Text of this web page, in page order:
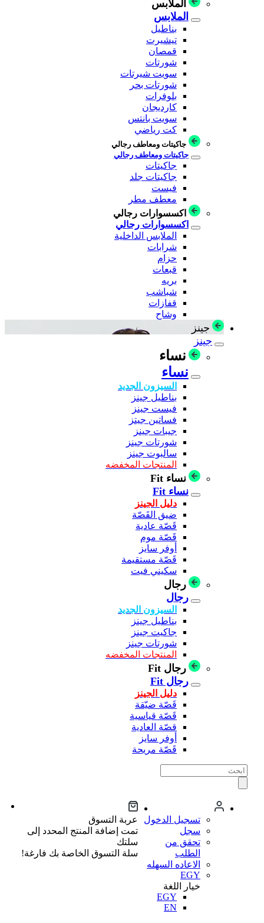
الملابس
الملابس
بناطيل
تيشيرت
قمصان
شورتات
سويت شيرتات
شورتات بحر
بلوفرات
كارديجان
سويت بانتس
كت رياضي
جاكيتات ومعاطف رجالي
جاكيتات ومعاطف رجالي
جاكيتات
جاكيتات جلد
فيست
معطف مطر
اكسسوارات رجالي
اكسسوارات رجالي
الملابس الداخلية
شرابات
حزام
قبعات
بريه
شباشب
قفازات
وشاح
جينز
جينز
نساء
نساء
السيزون الجديد
بناطيل جينز
فيست جينز
فساتين جيتز
جيبات جينز
شورتات جينز
سالبوت جينز
المنتجات المخفضه
نساء Fit
نساء Fit
دليل الجينز
ضيق القَصّة
قَصّة عادية
قَصّة موم
أوفر سايز
قَصّة مستقيمة
سكيني فيت
رجال
رجال
السيزون الجديد
بناطيل جينز
جاكيت جينز
شورتات جينز
المنتجات المخفضه
رجال Fit
رجال Fit
دليل الجينز
قَصّة ضيّقة
قَصّة قياسية
قصّة العادية
أوفر سايز
قَصّة مريحة
تسجيل الدخول
سجل
تحقق من
الطلب
الاعاده السهله
EGY
خيار اللغة
EGY
EN
عربة التسوق
تمت إضافة المنتج المحدد إلى
سلتك
سلة التسوق الخاصة بك فارغة!